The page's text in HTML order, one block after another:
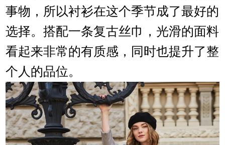
事物，所以衬衫在这个季节成了最好的
选择。搭配一条复古丝巾，光滑的面料
看起来非常的有质感，同时也提升了整
个人的品位。